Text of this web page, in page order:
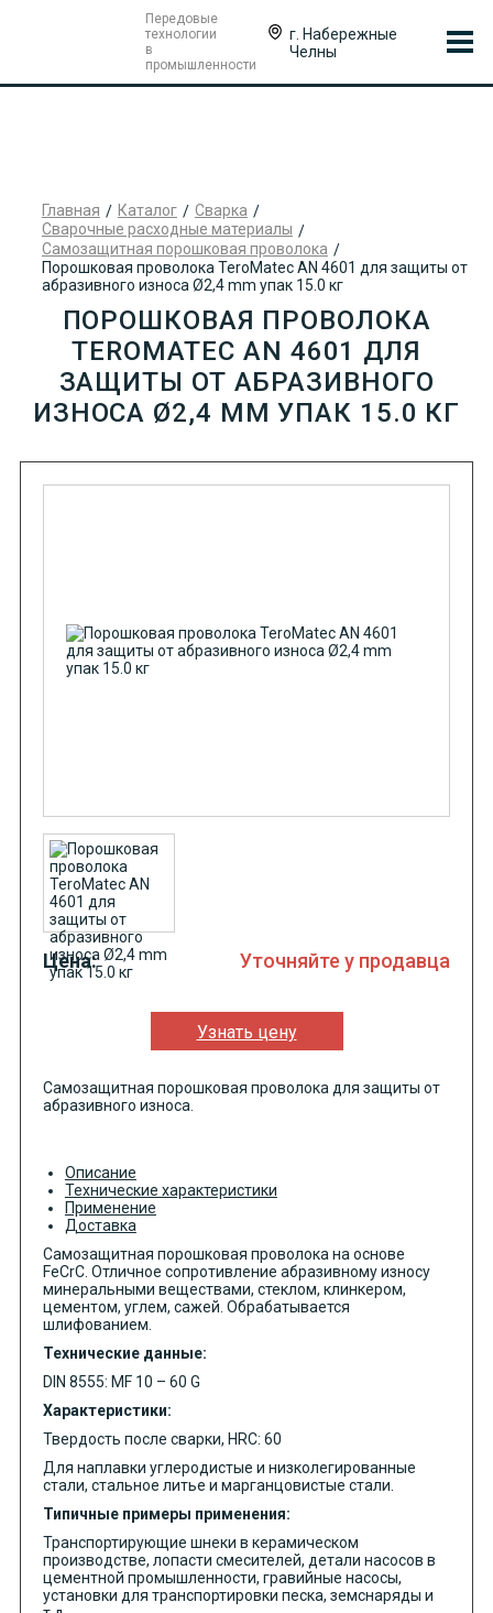
Передовые
технологии
в
промышленности
г. Набережные
Челны
Главная Каталог
Сварка
Сварочные расходные материалы
Самозащитная порошковая проволока
Порошковая проволока TeroMatec AN 4601 для защиты от
абразивного износа Ø2,4 mm упак 15.0 кг
ПОРОШКОВАЯ ПРОВОЛОКА
TEROMATEC AN 4601 ДЛЯ
ЗАЩИТЫ ОТ АБРАЗИВНОГО
ИЗНОСА Ø2,4 MM УПАК 15.0 КГ
Цена: Уточняйте у продавца
Узнать цену
Самозащитная порошковая проволока для защиты от
абразивного износа.
Описание
Технические характеристики
Применение
Доставка
Самозащитная порошковая проволока на основе
FeCrC. Отличное сопротивление абразивному износу
минеральными веществами, стеклом, клинкером,
цементом, углем, сажей. Обрабатывается
шлифованием.
Технические данные:
DIN 8555: MF 10 – 60 G
Характеристики:
Твердость после сварки, HRC: 60
Для наплавки углеродистые и низколегированные
стали, стальное литье и марганцовистые стали.
Типичные примеры применения:
Транспортирующие шнеки в керамическом
производстве, лопасти смесителей, детали насосов в
цементной промышленности, гравийные насосы,
установки для транспортировки песка, земснаряды и